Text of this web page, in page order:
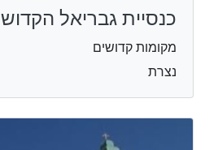
כנסיית גבריאל הקדוש
מקומות קדושים
נצרת